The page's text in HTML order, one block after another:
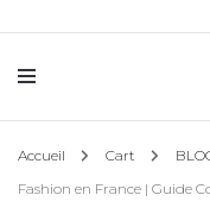
Accueil Cart
Fashion en France | Guide